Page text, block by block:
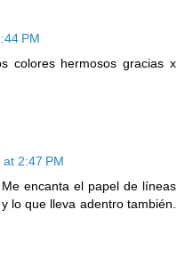
PM
colores hermosos gracias x
2:47 PM
encanta el papel de líneas
lo que lleva adentro también.